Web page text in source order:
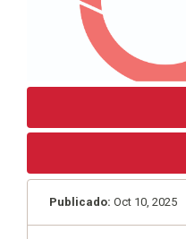
Publicado: Oct 10, 2025